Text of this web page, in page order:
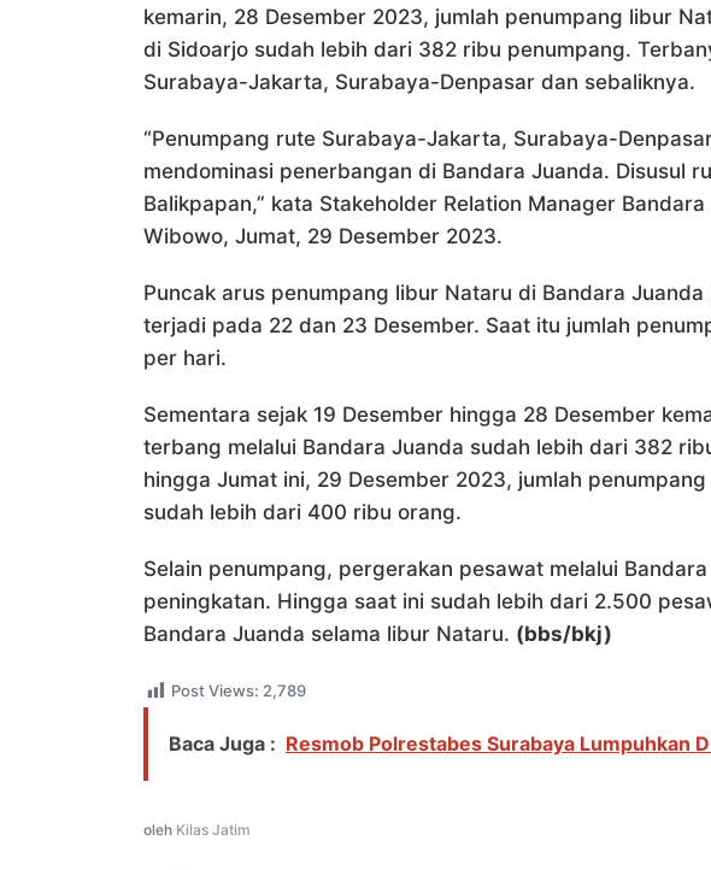
kemarin, 28 Desember 2023, jumlah penumpang libur
di Sidoarjo sudah lebih dari 382 ribu penumpang.
Surabaya-Jakarta, Surabaya-Denpasar dan sebaliknya.
“Penumpang rute Surabaya-Jakarta, Surabaya-
mendominasi penerbangan di Bandara Juanda. Disusul
Balikpapan,” kata Stakeholder Relation Manager
Wibowo, Jumat, 29 Desember 2023.
Puncak arus penumpang libur Nataru di Bandara
terjadi pada 22 dan 23 Desember. Saat itu jumlah
per hari.
Sementara sejak 19 Desember hingga 28 Desember
terbang melalui Bandara Juanda sudah lebih dari 382
hingga Jumat ini, 29 Desember 2023, jumlah
sudah lebih dari 400 ribu orang.
Selain penumpang, pergerakan pesawat melalui
peningkatan. Hingga saat ini sudah lebih dari 2.500
Bandara Juanda selama libur Nataru. (bbs/bkj)
Post Views: 2,789
Baca Juga : Resmob Polrestabes Surabaya Lumpuhkan
oleh Kilas Jatim